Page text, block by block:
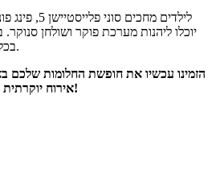
לילדים מחכים
יוכלו ליהנות מערכת פוקר ושולחן
ובפרטנר TV בכל רחבי האחוזה.
הזמינו עכשיו את חופשת החלומות שלכם
אירוח יוקרתית ובלתי נשכחת בגליל המערבי!